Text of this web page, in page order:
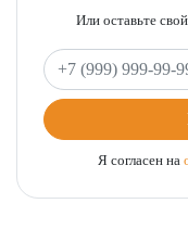
Или оставьте
Я согласен на